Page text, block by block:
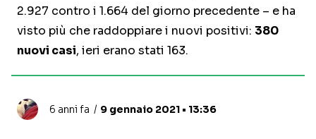
2.927 contro i 1.664 del giorno precedente – e ha
visto più che raddoppiare i nuovi positivi: 380
nuovi casi, ieri erano stati 163.
6 anni fa 9 gennaio 2021 • 13:36